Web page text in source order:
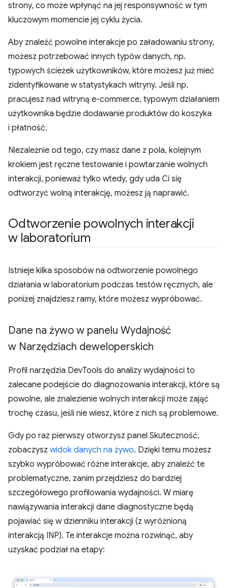
strony, co może wpłynąć na jej responsywność w tym
kluczowym momencie jej cyklu życia.
Aby znaleźć powolne interakcje po załadowaniu strony,
możesz potrzebować innych typów danych, np.
typowych ścieżek użytkowników, które możesz już mieć
zidentyfikowane w statystykach witryny. Jeśli np.
pracujesz nad witryną e-commerce, typowym działaniem
użytkownika będzie dodawanie produktów do koszyka
i płatność.
Niezależnie od tego, czy masz dane z pola, kolejnym
krokiem jest ręczne testowanie i powtarzanie wolnych
interakcji, ponieważ tylko wtedy, gdy uda Ci się
odtworzyć wolną interakcję, możesz ją naprawić.
Odtworzenie powolnych interakcji
w laboratorium
Istnieje kilka sposobów na odtworzenie powolnego
działania w laboratorium podczas testów ręcznych, ale
poniżej znajdziesz ramy, które możesz wypróbować.
Dane na żywo w panelu Wydajność
w Narzędziach deweloperskich
Profil narzędzia DevTools do analizy wydajności to
zalecane podejście do diagnozowania interakcji, które są
powolne, ale znalezienie wolnych interakcji może zająć
trochę czasu, jeśli nie wiesz, które z nich są problemowe.
Gdy po raz pierwszy otworzysz panel Skuteczność,
zobaczysz widok danych na żywo. Dzięki temu możesz
szybko wypróbować różne interakcje, aby znaleźć te
problematyczne, zanim przejdziesz do bardziej
szczegółowego profilowania wydajności. W miarę
nawiązywania interakcji dane diagnostyczne będą
pojawiać się w dzienniku interakcji (z wyróżnioną
interakcją INP). Te interakcje można rozwinąć, aby
uzyskać podział na etapy: